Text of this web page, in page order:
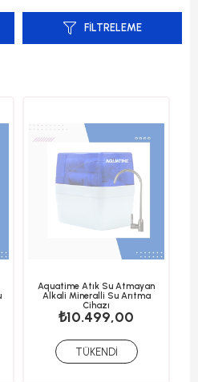
FILTRELEME
Aquatime Atık Su Atmayan
Alkali Mineralli Su Arıtma
Cihazı
₺10.499,00
TÜKENDI